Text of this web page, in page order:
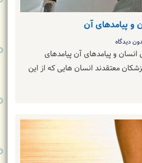
و پیامدهای آن
دیدگاه
و پیامدهای آن پیامدهای
معتقدند انسان هایی که از این